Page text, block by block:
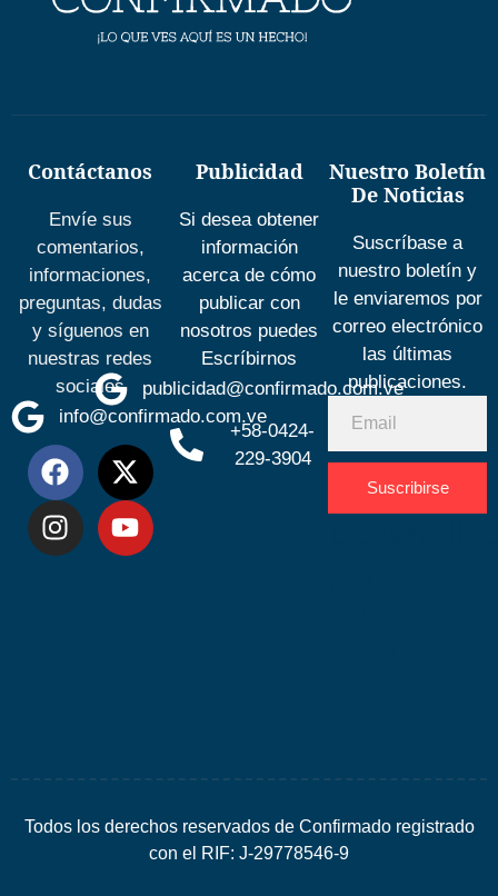
Contáctanos
Envíe sus
comentarios,
informaciones,
preguntas, dudas
y síguenos en
nuestras redes
sociales
info@confirmado.com.ve
Publicidad
Si desea obtener
información
acerca de cómo
publicar con
nosotros puedes
Escríbirnos
publicidad@confirmado.com.ve
+58-0424-
229-3904
Nuestro Boletín
De Noticias
Suscríbase a
nuestro boletín y
le enviaremos por
correo electrónico
las últimas
publicaciones.
Suscribirse
Todos los derechos reservados de Confirmado registrado
con el RIF: J-29778546-9